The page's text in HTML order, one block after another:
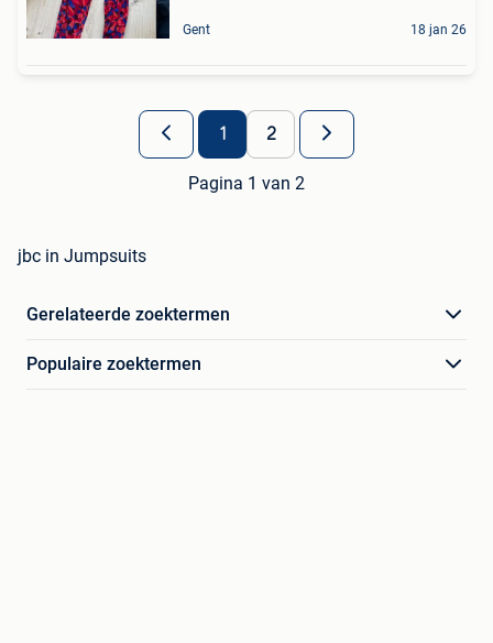
Gent 18 jan 26
1 2
Pagina 1 van 2
jbc in Jumpsuits
Gerelateerde zoektermen
Populaire zoektermen